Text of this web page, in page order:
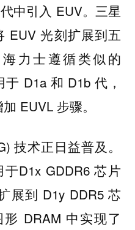
中引入 EUV。三星
EUV 光刻扩展到五
力士遵循类似的
D1a 和 D1b 代，
EUVL 步骤。
技术正日益普及。
D1x GDDR6 芯片
展到 D1y DDR5 芯
DRAM 中实现了